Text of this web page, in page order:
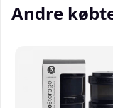
OBS! Første
aktiveret den,
en armslængde
Dette er helt
Andre